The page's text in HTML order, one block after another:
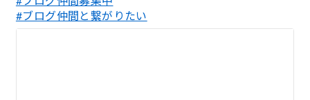
#ブログ仲間と繋がりたい